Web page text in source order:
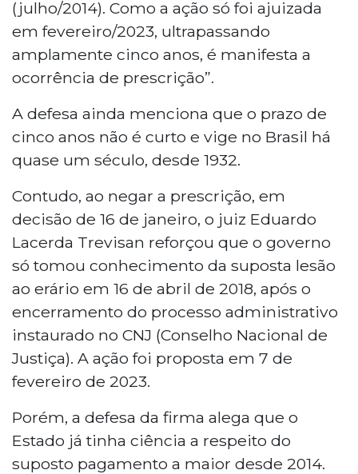
(julho/2014). Como a ação só foi ajuizada
em fevereiro/2023, ultrapassando
amplamente cinco anos, é manifesta a
ocorrência de prescrição”.
A defesa ainda menciona que o prazo de
cinco anos não é curto e vige no Brasil há
quase um século, desde 1932.
Contudo, ao negar a prescrição, em
decisão de 16 de janeiro, o juiz Eduardo
Lacerda Trevisan reforçou que o governo
só tomou conhecimento da suposta lesão
ao erário em 16 de abril de 2018, após o
encerramento do processo administrativo
instaurado no CNJ (Conselho Nacional de
Justiça). A ação foi proposta em 7 de
fevereiro de 2023.
Porém, a defesa da firma alega que o
Estado já tinha ciência a respeito do
suposto pagamento a maior desde 2014.